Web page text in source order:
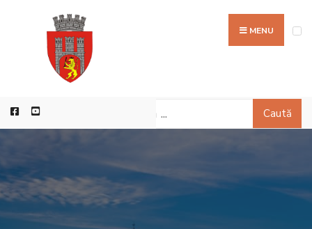
MENU
Caută